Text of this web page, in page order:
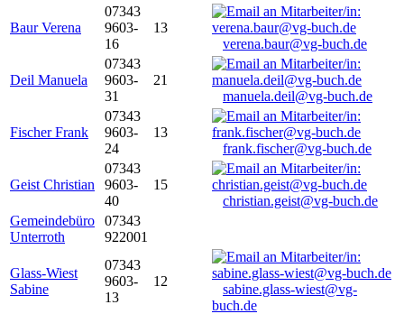
Baur Verena
07343
9603-
16
13
verena.baur@vg-buch.de
Deil Manuela
07343
9603-
31
21
manuela.deil@vg-buch.de
Fischer Frank
07343
9603-
24
13
frank.fischer@vg-buch.de
Geist Christian
07343
9603-
40
15
christian.geist@vg-buch.de
Gemeindebüro
Unterroth
07343
922001
Glass-Wiest
Sabine
07343
9603-
13
12
sabine.glass-wiest@vg-
buch.de